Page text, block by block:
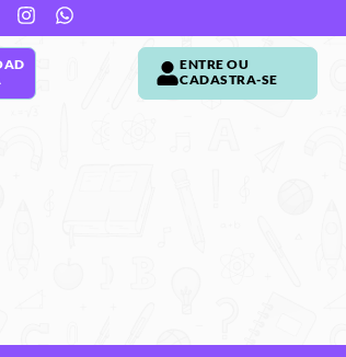
ENTRE OU
CADASTRA-SE